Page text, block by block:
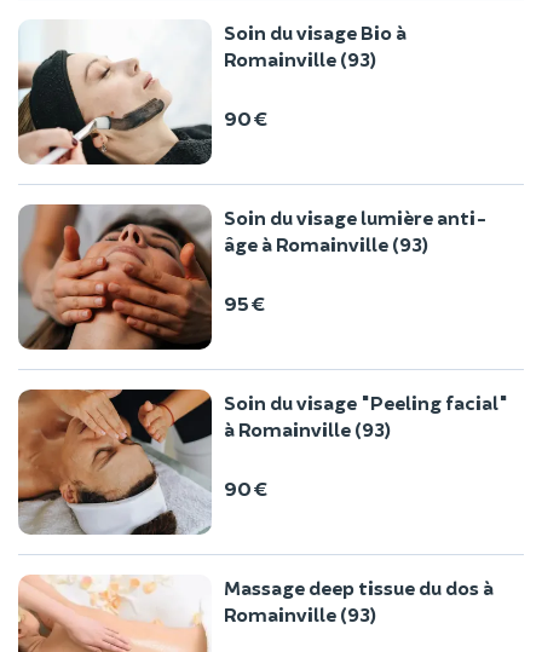
Soin du visage Bio à
Romainville (93)
90 €
Soin du visage lumière anti-
âge à Romainville (93)
95 €
Soin du visage "Peeling facial"
à Romainville (93)
90 €
Massage deep tissue du dos à
Romainville (93)